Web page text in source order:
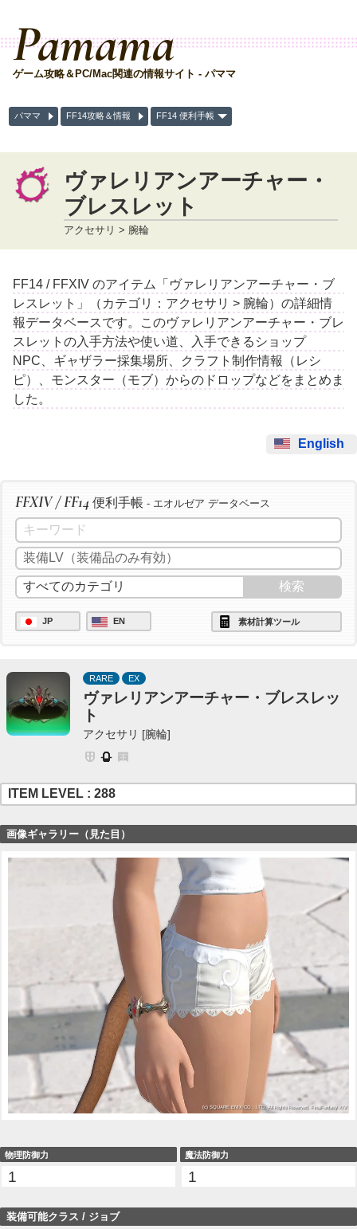
Pamama
ゲーム攻略＆PC/Mac関連の情報サイト - パママ
パママ FF14攻略＆情報 FF14 便利手帳
ヴァレリアンアーチャー・
ブレスレット
アクセサリ > 腕輪
FF14 / FFXIV のアイテム「ヴァレリアンアーチャー・ブ
レスレット」（カテゴリ：アクセサリ > 腕輪）の詳細情
報データベースです。このヴァレリアンアーチャー・ブレ
スレットの入手方法や使い道、入手できるショップ
NPC、ギャザラー採集場所、クラフト制作情報（レシ
ピ）、モンスター（モブ）からのドロップなどをまとめま
した。
English
FFXIV / FF14 便利手帳 - エオルゼア データベース
JP EN 素材計算ツール
RARE EX
ヴァレリアンアーチャー・ブレスレッ
ト
アクセサリ [腕輪]
ITEM LEVEL : 288
画像ギャラリー（見た目）
物理防御力
1
魔法防御力
1
装備可能クラス / ジョブ